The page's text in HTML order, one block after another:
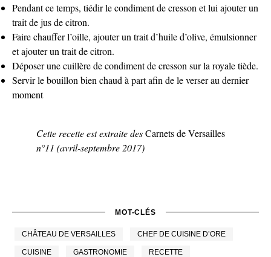
Pendant ce temps, tiédir le condiment de cresson et lui ajouter un
trait de jus de citron.
Faire chauffer l’oille, ajouter un trait d’huile d’olive, émulsionner
et ajouter un trait de citron.
Déposer une cuillère de condiment de cresson sur la royale tiède.
Servir le bouillon bien chaud à part afin de le verser au dernier
moment
Cette recette est extraite desCarnets de Versailles
n°11 (avril-septembre 2017)
MOT-CLÉS
CHÂTEAU DE VERSAILLES CHEF DE CUISINE D’ORE
CUISINE GASTRONOMIE RECETTE